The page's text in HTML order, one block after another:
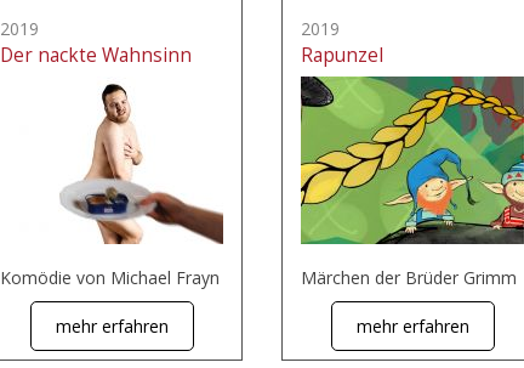
2019
Der nackte Wahnsinn
Komödie von Michael Frayn
mehr erfahren
2019
Rapunzel
Märchen der Brüder Grimm
mehr erfahren